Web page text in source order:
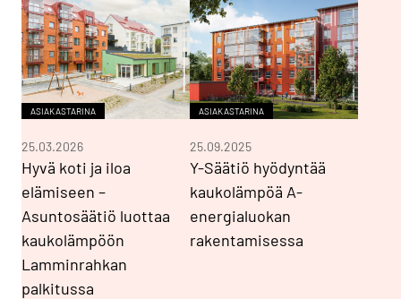
ASIAKASTARINA
Hyvä koti ja iloa
elämiseen –
Asuntosäätiö luottaa
kaukolämpöön
Lamminrahkan
palkitussa
25.03.2026
ASIAKASTARINA
Y-Säätiö hyödyntää
kaukolämpöä A-
energialuokan
rakentamisessa
25.09.2025